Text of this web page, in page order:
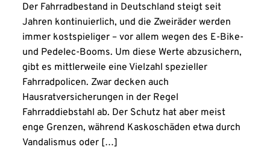
Der Fahrradbestand in Deutschland steigt seit
Jahren kontinuierlich, und die Zweiräder werden
immer kostspieliger – vor allem wegen des E-Bike-
und Pedelec-Booms. Um diese Werte abzusichern,
gibt es mittlerweile eine Vielzahl spezieller
Fahrradpolicen. Zwar decken auch
Hausratversicherungen in der Regel
Fahrraddiebstahl ab. Der Schutz hat aber meist
enge Grenzen, während Kaskoschäden etwa durch
Vandalismus oder […]